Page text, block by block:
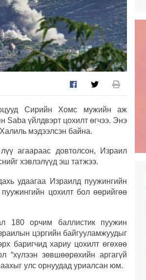
Сирийн Хомс мужийн аж
үйлдвэрт цохилт өгчээ. Энэ
мэдээлсэн байна.
агаараас довтолсон, Израил
хэвлэлүүд эш татжээ.
удаагаа Израилд пуужингийн
цохилт бол өөрийгөө
180 орчим баллистик пуужин
цэргийн байгууламжуудыг
баригчид хариу цохилт өгөхөө
зөвшөөрөхийн аргагүй
улс орнуудад уриалсан юм.